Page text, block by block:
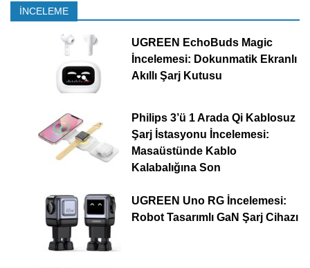
İNCELEME
UGREEN EchoBuds Magic
İncelemesi: Dokunmatik Ekranlı
Akıllı Şarj Kutusu
Philips 3’ü 1 Arada Qi Kablosuz
Şarj İstasyonu İncelemesi:
Masaüstünde Kablo
Kalabalığına Son
UGREEN Uno RG İncelemesi:
Robot Tasarımlı GaN Şarj Cihazı